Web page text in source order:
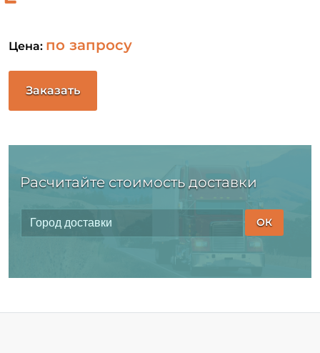
Цена: по запросу
Заказать
Расчитайте стоимость доставки
ОК